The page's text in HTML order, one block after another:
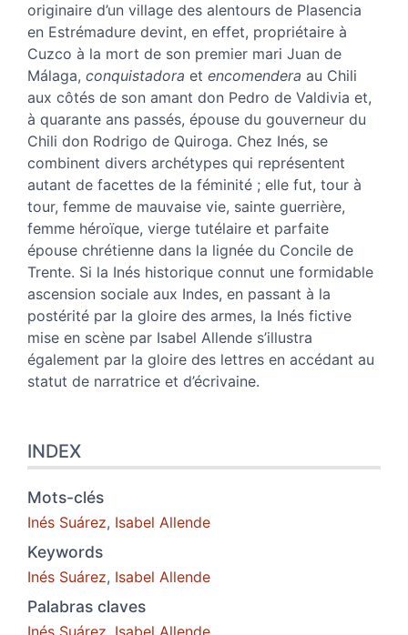
originaire d’un village des alentours de Plasencia
en Estrémadure devint, en effet, propriétaire à
Cuzco à la mort de son premier mari Juan de
Málaga, conquistadora et encomendera au Chili
aux côtés de son amant don Pedro de Valdivia et,
à quarante ans passés, épouse du gouverneur du
Chili don Rodrigo de Quiroga. Chez Inés, se
combinent divers archétypes qui représentent
autant de facettes de la féminité ; elle fut, tour à
tour, femme de mauvaise vie, sainte guerrière,
femme héroïque, vierge tutélaire et parfaite
épouse chrétienne dans la lignée du Concile de
Trente. Si la Inés historique connut une formidable
ascension sociale aux Indes, en passant à la
postérité par la gloire des armes, la Inés fictive
mise en scène par Isabel Allende s’illustra
également par la gloire des lettres en accédant au
statut de narratrice et d’écrivaine.
INDEX
Mots-clés
Inés Suárez, Isabel Allende
Keywords
Inés Suárez, Isabel Allende
Palabras claves